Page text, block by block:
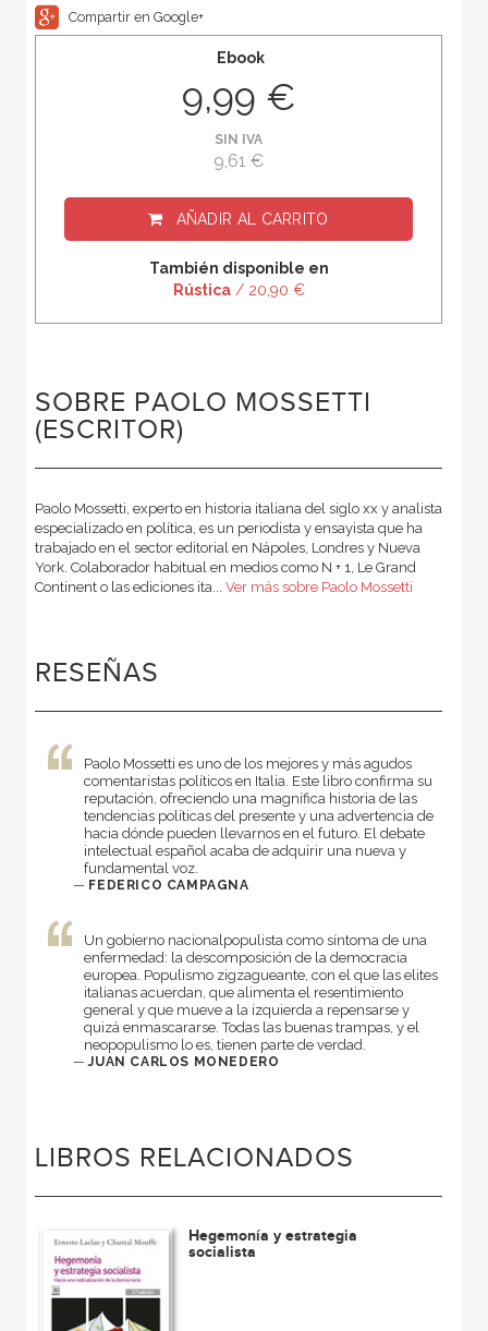
Compartir en Google+
Ebook
9,99 €
SIN IVA
9,61 €
AÑADIR AL CARRITO
También disponible en
Rústica/ 20,90 €
SOBRE PAOLO MOSSETTI
(ESCRITOR)
Paolo Mossetti, experto en historia italiana del siglo xx y analista
especializado en política, es un periodista y ensayista que ha
trabajado en el sector editorial en Nápoles, Londres y Nueva
York. Colaborador habitual en medios como N + 1, Le Grand
Continent o las ediciones ita... Ver más sobre Paolo Mossetti
RESEÑAS
Paolo Mossetti es uno de los mejores y más agudos
comentaristas políticos en Italia. Este libro confirma su
reputación, ofreciendo una magnífica historia de las
tendencias políticas del presente y una advertencia de
hacia dónde pueden llevarnos en el futuro. El debate
intelectual español acaba de adquirir una nueva y
fundamental voz.
— FEDERICO CAMPAGNA
Un gobierno nacionalpopulista como síntoma de una
enfermedad: la descomposición de la democracia
europea. Populismo zigzagueante, con el que las elites
italianas acuerdan, que alimenta el resentimiento
general y que mueve a la izquierda a repensarse y
quizá enmascararse. Todas las buenas trampas, y el
neopopulismo lo es, tienen parte de verdad.
— JUAN CARLOS MONEDERO
LIBROS RELACIONADOS
Hegemonía y estrategia
socialista